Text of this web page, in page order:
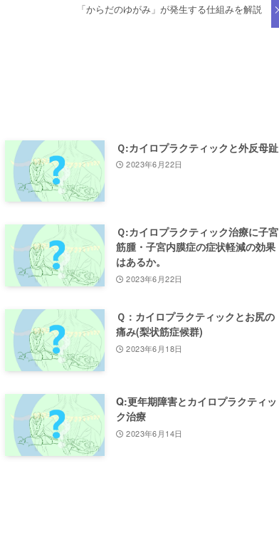
「からだのゆがみ」が発生する仕組みを解説
Ｑ:カイロプラクティックと外反母趾
2023年6月22日
Ｑ:カイロプラクティック治療に子宮
筋腫・子宮内膜症の症状軽減の効果
はあるか。
2023年6月22日
Ｑ：カイロプラクティックとお尻の
痛み(梨状筋症候群)
2023年6月18日
Q:更年期障害とカイロプラクティッ
ク治療
2023年6月14日